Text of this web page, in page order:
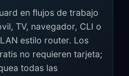
en flujos de trabajo
TV, navegador, CLI o
estilo router. Los
no requieren tarjeta;
todas las